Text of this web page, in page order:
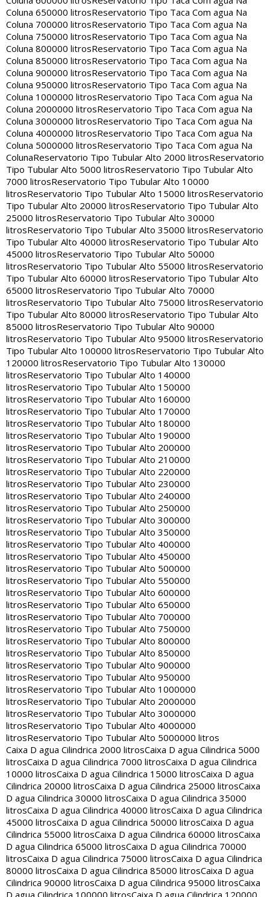
Coluna 650000 litrosReservatorio Tipo Taca Com agua Na
Coluna 700000 litrosReservatorio Tipo Taca Com agua Na
Coluna 750000 litrosReservatorio Tipo Taca Com agua Na
Coluna 800000 litrosReservatorio Tipo Taca Com agua Na
Coluna 850000 litrosReservatorio Tipo Taca Com agua Na
Coluna 900000 litrosReservatorio Tipo Taca Com agua Na
Coluna 950000 litrosReservatorio Tipo Taca Com agua Na
Coluna 1000000 litrosReservatorio Tipo Taca Com agua Na
Coluna 2000000 litrosReservatorio Tipo Taca Com agua Na
Coluna 3000000 litrosReservatorio Tipo Taca Com agua Na
Coluna 4000000 litrosReservatorio Tipo Taca Com agua Na
Coluna 5000000 litrosReservatorio Tipo Taca Com agua Na
ColunaReservatorio Tipo Tubular Alto 2000 litrosReservatorio
Tipo Tubular Alto 5000 litrosReservatorio Tipo Tubular Alto
7000 litrosReservatorio Tipo Tubular Alto 10000
litrosReservatorio Tipo Tubular Alto 15000 litrosReservatorio
Tipo Tubular Alto 20000 litrosReservatorio Tipo Tubular Alto
25000 litrosReservatorio Tipo Tubular Alto 30000
litrosReservatorio Tipo Tubular Alto 35000 litrosReservatorio
Tipo Tubular Alto 40000 litrosReservatorio Tipo Tubular Alto
45000 litrosReservatorio Tipo Tubular Alto 50000
litrosReservatorio Tipo Tubular Alto 55000 litrosReservatorio
Tipo Tubular Alto 60000 litrosReservatorio Tipo Tubular Alto
65000 litrosReservatorio Tipo Tubular Alto 70000
litrosReservatorio Tipo Tubular Alto 75000 litrosReservatorio
Tipo Tubular Alto 80000 litrosReservatorio Tipo Tubular Alto
85000 litrosReservatorio Tipo Tubular Alto 90000
litrosReservatorio Tipo Tubular Alto 95000 litrosReservatorio
Tipo Tubular Alto 100000 litrosReservatorio Tipo Tubular Alto
120000 litrosReservatorio Tipo Tubular Alto 130000
litrosReservatorio Tipo Tubular Alto 140000
litrosReservatorio Tipo Tubular Alto 150000
litrosReservatorio Tipo Tubular Alto 160000
litrosReservatorio Tipo Tubular Alto 170000
litrosReservatorio Tipo Tubular Alto 180000
litrosReservatorio Tipo Tubular Alto 190000
litrosReservatorio Tipo Tubular Alto 200000
litrosReservatorio Tipo Tubular Alto 210000
litrosReservatorio Tipo Tubular Alto 220000
litrosReservatorio Tipo Tubular Alto 230000
litrosReservatorio Tipo Tubular Alto 240000
litrosReservatorio Tipo Tubular Alto 250000
litrosReservatorio Tipo Tubular Alto 300000
litrosReservatorio Tipo Tubular Alto 350000
litrosReservatorio Tipo Tubular Alto 400000
litrosReservatorio Tipo Tubular Alto 450000
litrosReservatorio Tipo Tubular Alto 500000
litrosReservatorio Tipo Tubular Alto 550000
litrosReservatorio Tipo Tubular Alto 600000
litrosReservatorio Tipo Tubular Alto 650000
litrosReservatorio Tipo Tubular Alto 700000
litrosReservatorio Tipo Tubular Alto 750000
litrosReservatorio Tipo Tubular Alto 800000
litrosReservatorio Tipo Tubular Alto 850000
litrosReservatorio Tipo Tubular Alto 900000
litrosReservatorio Tipo Tubular Alto 950000
litrosReservatorio Tipo Tubular Alto 1000000
litrosReservatorio Tipo Tubular Alto 2000000
litrosReservatorio Tipo Tubular Alto 3000000
litrosReservatorio Tipo Tubular Alto 4000000
litrosReservatorio Tipo Tubular Alto 5000000 litros
Caixa D agua Cilindrica 2000 litrosCaixa D agua Cilindrica 5000
litrosCaixa D agua Cilindrica 7000 litrosCaixa D agua Cilindrica
10000 litrosCaixa D agua Cilindrica 15000 litrosCaixa D agua
Cilindrica 20000 litrosCaixa D agua Cilindrica 25000 litrosCaixa
D agua Cilindrica 30000 litrosCaixa D agua Cilindrica 35000
litrosCaixa D agua Cilindrica 40000 litrosCaixa D agua Cilindrica
45000 litrosCaixa D agua Cilindrica 50000 litrosCaixa D agua
Cilindrica 55000 litrosCaixa D agua Cilindrica 60000 litrosCaixa
D agua Cilindrica 65000 litrosCaixa D agua Cilindrica 70000
litrosCaixa D agua Cilindrica 75000 litrosCaixa D agua Cilindrica
80000 litrosCaixa D agua Cilindrica 85000 litrosCaixa D agua
Cilindrica 90000 litrosCaixa D agua Cilindrica 95000 litrosCaixa